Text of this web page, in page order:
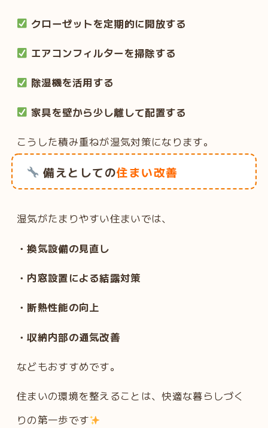
クローゼットを定期的に開放する
エアコンフィルターを掃除する
除湿機を活用する
家具を壁から少し離して配置する
こうした積み重ねが湿気対策になります。
備えとしての住まい改善
湿気がたまりやすい住まいでは、
・換気設備の見直し
・内窓設置による結露対策
・断熱性能の向上
・収納内部の通気改善
などもおすすめです。
住まいの環境を整えることは、快適な暮らしづく
りの第一歩です